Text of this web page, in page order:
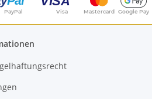
PayPal Visa Mastercard Google Pay